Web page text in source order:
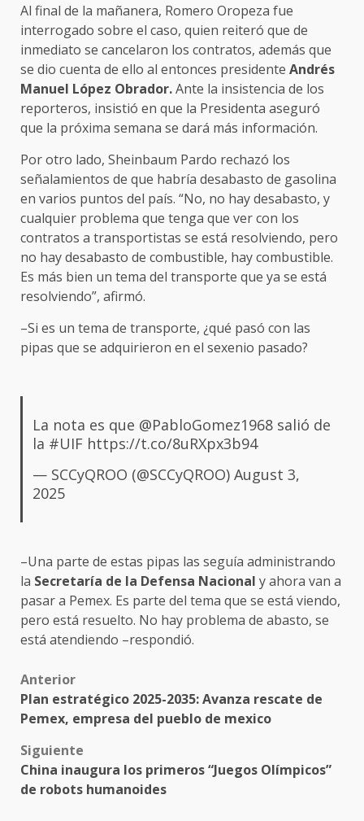
Al final de la mañanera, Romero Oropeza fue
interrogado sobre el caso, quien reiteró que de
inmediato se cancelaron los contratos, además que
se dio cuenta de ello al entonces presidente Andrés
Manuel López Obrador.Ante la insistencia de los
reporteros, insistió en que la Presidenta aseguró
que la próxima semana se dará más información.
Por otro lado, Sheinbaum Pardo rechazó los
señalamientos de que habría desabasto de gasolina
en varios puntos del país. “No, no hay desabasto, y
cualquier problema que tenga que ver con los
contratos a transportistas se está resolviendo, pero
no hay desabasto de combustible, hay combustible.
Es más bien un tema del transporte que ya se está
resolviendo”, afirmó.
–Si es un tema de transporte, ¿qué pasó con las
pipas que se adquirieron en el sexenio pasado?
La nota es que @PabloGomez1968salió de
la #UIF https://t.co/8uRXpx3b94
— SCCyQROO (@SCCyQROO) August 3,
2025
–Una parte de estas pipas las seguía administrando
la Secretaría de la Defensa Nacional y ahora van a
pasar a Pemex. Es parte del tema que se está viendo,
pero está resuelto. No hay problema de abasto, se
está atendiendo –respondió.
Post
navigation
Anterior
Plan estratégico 2025-2035: Avanza rescate de
Pemex, empresa del pueblo de mexico
Siguiente
China inaugura los primeros “Juegos Olímpicos”
de robots humanoides